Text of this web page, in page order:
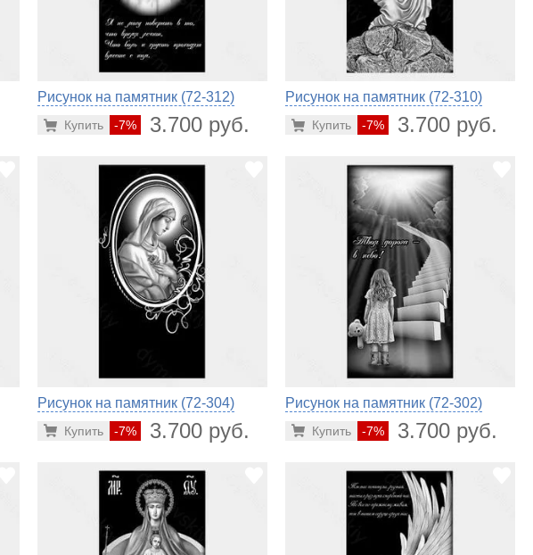
Рисунок на памятник (72-312)
-7% 3.700 руб.
Купить
Рисунок на памятник (72-310)
-7% 3.700 руб.
Купить
Рисунок на памятник (72-304)
-7% 3.700 руб.
Купить
Рисунок на памятник (72-302)
-7% 3.700 руб.
Купить